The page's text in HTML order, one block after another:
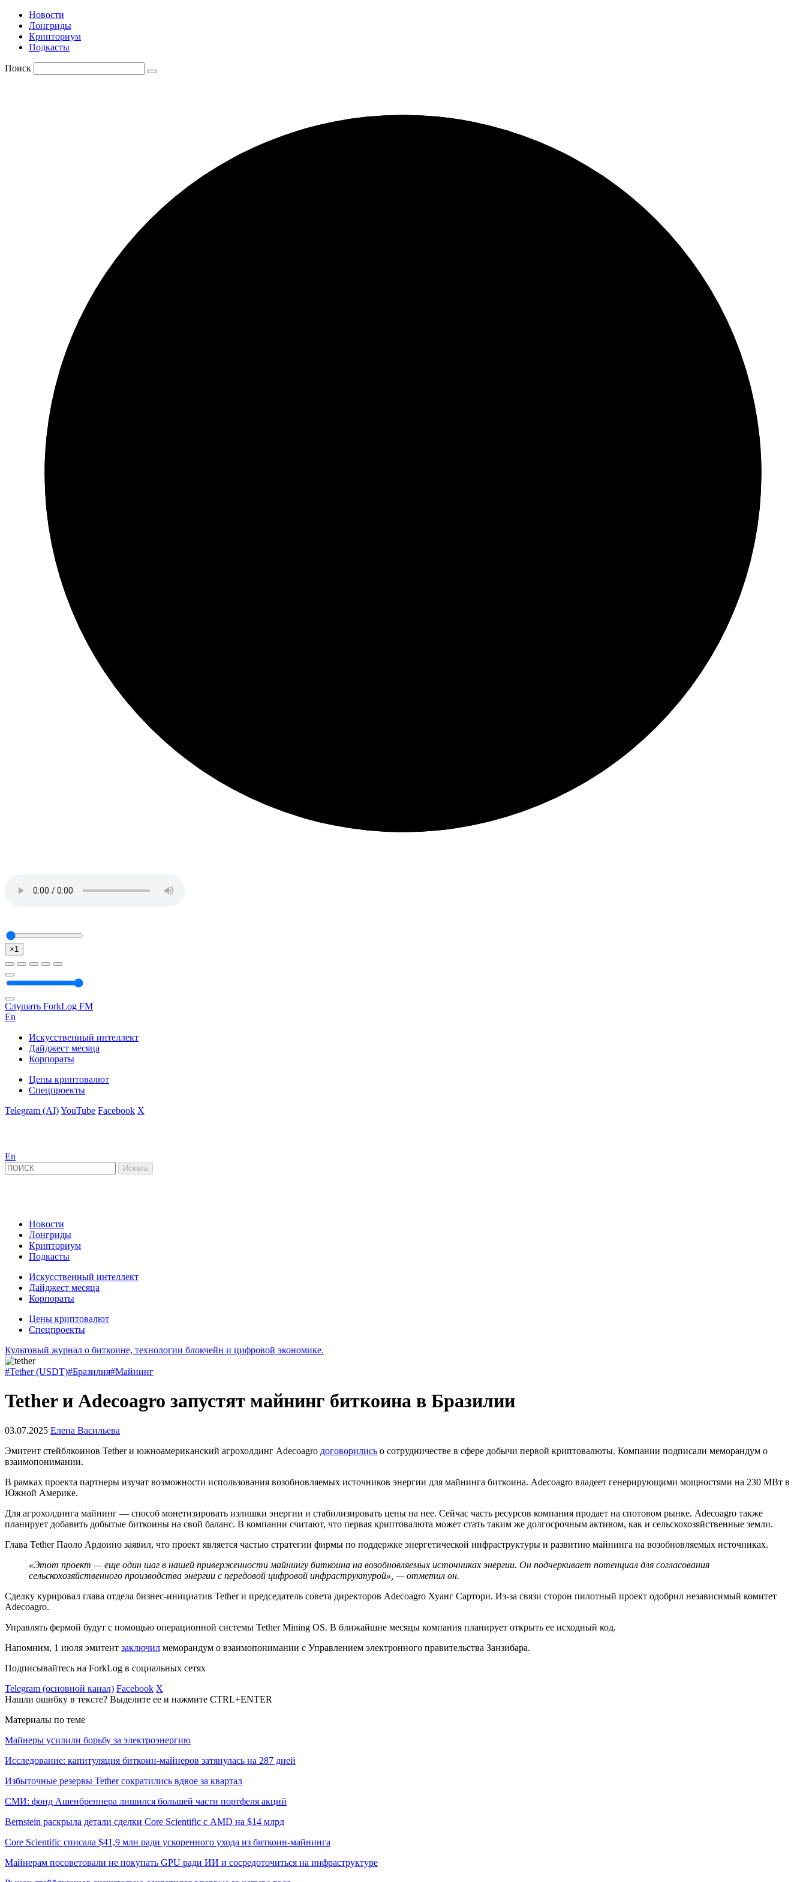
Новости
Лонгриды
Крипториум
Подкасты
Поиск
×1
Слушать ForkLog FM
En
Искусственный интеллект
Дайджест месяца
Корпораты
Цены криптовалют
Спецпроекты
Telegram (AI)YouTube Facebook X
En
Новости
Лонгриды
Крипториум
Подкасты
Искусственный интеллект
Дайджест месяца
Корпораты
Цены криптовалют
Спецпроекты
Культовый журнал о биткоине, технологии блокчейн и цифровой экономике.
#Tether (USDT)#Бразилия#Майнинг
Tether и Adecoagro запустят майнинг биткоина в Бразилии
03.07.2025 Елена Васильева
Эмитент стейблкоинов Tether и южноамериканский агрохолдинг Adecoagro договорились о сотрудничестве в сфере добычи первой криптовалюты. Компании подписали меморандум о
взаимопонимании.
В рамках проекта партнеры изучат возможности использования возобновляемых источников энергии для майнинга биткоина. Adecoagro владеет генерирующими мощностями на 230 МВт в
Южной Америке.
Для агрохолдинга майнинг — способ монетизировать излишки энергии и стабилизировать цены на нее. Сейчас часть ресурсов компания продает на спотовом рынке. Adecoagro также
планирует добавить добытые биткоины на свой баланс. В компании считают, что первая криптовалюта может стать таким же долгосрочным активом, как и сельскохозяйственные земли.
Глава Tether Паоло Ардоино заявил, что проект является частью стратегии фирмы по поддержке энергетической инфраструктуры и развитию майнинга на возобновляемых источниках.
«Этот проект — еще один шаг в нашей приверженности майнингу биткоина на возобновляемых источниках энергии. Он подчеркивает потенциал для согласования
сельскохозяйственного производства энергии с передовой цифровой инфраструктурой», — отметил он.
Сделку курировал глава отдела бизнес-инициатив Tether и председатель совета директоров Adecoagro Хуанг Сартори. Из-за связи сторон пилотный проект одобрил независимый комитет
Adecoagro.
Управлять фермой будут с помощью операционной системы Tether Mining OS. В ближайшие месяцы компания планирует открыть ее исходный код.
Напомним, 1 июля эмитент заключил меморандум о взаимопонимании с Управлением электронного правительства Занзибара.
Подписывайтесь на ForkLog в социальных сетях
Telegram (основной канал) Facebook X
Нашли ошибку в тексте? Выделите ее и нажмите CTRL+ENTER
Материалы по теме
Майнеры усилили борьбу за электроэнергию
Исследование: капитуляция биткоин-майнеров затянулась на 287 дней
Избыточные резервы Tether сократились вдвое за квартал
СМИ: фонд Ашенбреннера лишился большей части портфеля акций
Bernstein раскрыла детали сделки Core Scientific с AMD на $14 млрд
Core Scientific списала $41,9 млн ради ускоренного ухода из биткоин-майнинга
Майнерам посоветовали не покупать GPU ради ИИ и сосредоточиться на инфраструктуре